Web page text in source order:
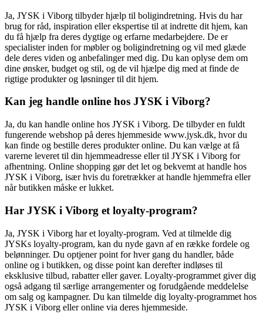
Ja, JYSK i Viborg tilbyder hjælp til boligindretning. Hvis du har
brug for råd, inspiration eller ekspertise til at indrette dit hjem, kan
du få hjælp fra deres dygtige og erfarne medarbejdere. De er
specialister inden for møbler og boligindretning og vil med glæde
dele deres viden og anbefalinger med dig. Du kan oplyse dem om
dine ønsker, budget og stil, og de vil hjælpe dig med at finde de
rigtige produkter og løsninger til dit hjem.
Kan jeg handle online hos JYSK i Viborg?
Ja, du kan handle online hos JYSK i Viborg. De tilbyder en fuldt
fungerende webshop på deres hjemmeside www.jysk.dk, hvor du
kan finde og bestille deres produkter online. Du kan vælge at få
varerne leveret til din hjemmeadresse eller til JYSK i Viborg for
afhentning. Online shopping gør det let og bekvemt at handle hos
JYSK i Viborg, især hvis du foretrækker at handle hjemmefra eller
når butikken måske er lukket.
Har JYSK i Viborg et loyalty-program?
Ja, JYSK i Viborg har et loyalty-program. Ved at tilmelde dig
JYSKs loyalty-program, kan du nyde gavn af en række fordele og
belønninger. Du optjener point for hver gang du handler, både
online og i butikken, og disse point kan derefter indløses til
eksklusive tilbud, rabatter eller gaver. Loyalty-programmet giver dig
også adgang til særlige arrangementer og forudgående meddelelse
om salg og kampagner. Du kan tilmelde dig loyalty-programmet hos
JYSK i Viborg eller online via deres hjemmeside.